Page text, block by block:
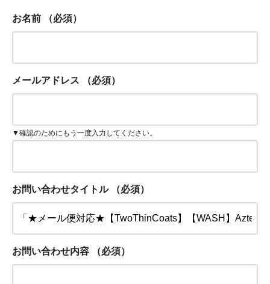
お名前 （必須）
メールアドレス （必須）
▼確認のためにもう一度入力してください。
お問い合わせタイトル （必須）
お問い合わせ内容 （必須）